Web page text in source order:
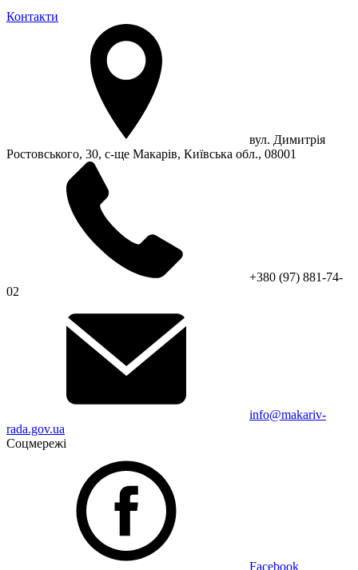
Контакти
вул. Димитрія
Ростовського, 30, с-ще Макарів, Київська обл., 08001
+380 (97) 881-74-
02
info@makariv-
rada.gov.ua
Соцмережі
Facebook